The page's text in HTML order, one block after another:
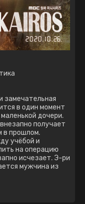
замечательная
в один момент
дочери.
получает
в прошлом.
учёбой и
на операцию
исчезает. Э-ри
мужчина из